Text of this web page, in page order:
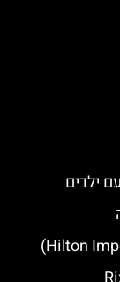
ילדים